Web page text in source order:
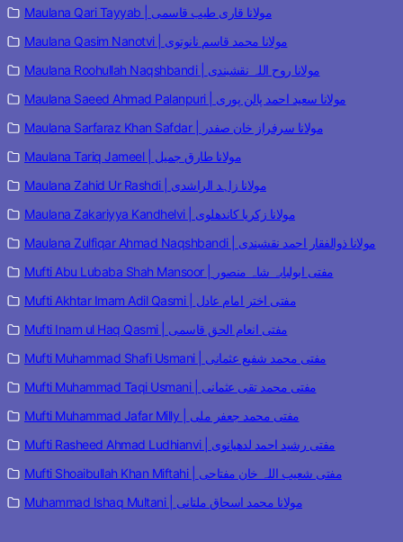
Maulana Qari Tayyab | مولانا قاری طیب قاسمی
Maulana Qasim Nanotvi | مولانا محمد قاسم نانوتوی
Maulana Roohullah Naqshbandi | مولانا روح اللہ نقشبندی
Maulana Saeed Ahmad Palanpuri | مولانا سعید احمد پالن پوری
Maulana Sarfaraz Khan Safdar | مولانا سرفراز خان صفدر
Maulana Tariq Jameel | مولانا طارق جمیل
Maulana Zahid Ur Rashdi | مولانا زاہد الراشدی
Maulana Zakariyya Kandhelvi | مولانا زکریا کاندھلوی
Maulana Zulfiqar Ahmad Naqshbandi | مولانا ذوالفقار احمد نقشبندی
Mufti Abu Lubaba Shah Mansoor | مفتی ابولبابہ شاہ منصور
Mufti Akhtar Imam Adil Qasmi | مفتی اختر امام عادل
Mufti Inam ul Haq Qasmi | مفتی انعام الحق قاسمی
Mufti Muhammad Shafi Usmani | مفتی محمد شفیع عثمانی
Mufti Muhammad Taqi Usmani | مفتی محمد تقی عثمانی
Mufti Muhammad Jafar Milly | مفتی محمد جعفر ملی
Mufti Rasheed Ahmad Ludhianvi | مفتی رشید احمد لدھیانوی
Mufti Shoaibullah Khan Miftahi | مفتی شعیب اللہ خان مفتاحی
Muhammad Ishaq Multani | مولانا محمد اسحاق ملتانی